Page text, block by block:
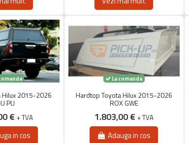
Hilux 2015-2026
PU
€+ TVA
in cos
La comanda
Hardtop Toyota Hilux 2015-2026
ROX GWE
1.803,00 € + TVA
Adauga in cos